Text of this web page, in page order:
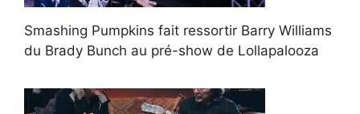
Smashing Pumpkins fait ressortir Barry Williams
du Brady Bunch au pré-show de Lollapalooza